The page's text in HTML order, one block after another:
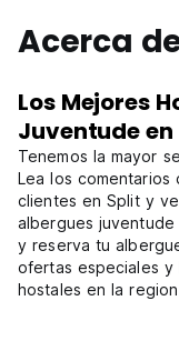
Acerca
Los Mejores
Juventude
Tenemos la mayor
Lea los
clientes en Split y
albergues juventude
y reserva tu
ofertas especiales y
hostales en la